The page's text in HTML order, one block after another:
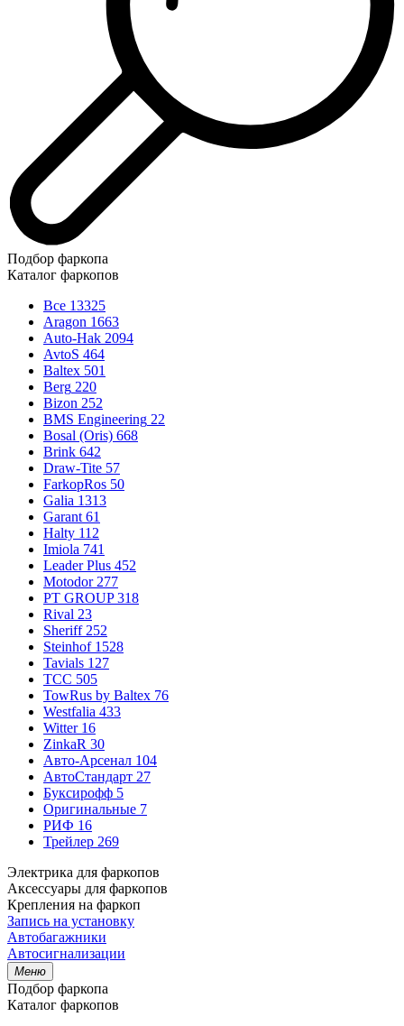
Подбор фаркопа
Каталог фаркопов
Все 13325
Aragon 1663
Auto-Hak 2094
AvtoS 464
Baltex 501
Berg 220
Bizon 252
BMS Engineering 22
Bosal (Oris) 668
Brink 642
Draw-Tite 57
FarkopRos 50
Galia 1313
Garant 61
Halty 112
Imiola 741
Leader Plus 452
Motodor 277
PT GROUP 318
Rival 23
Sheriff 252
Steinhof 1528
Tavials 127
TCC 505
TowRus by Baltex 76
Westfalia 433
Witter 16
ZinkaR 30
Авто-Арсенал 104
АвтоСтандарт 27
Буксирофф 5
Оригинальные 7
РИФ 16
Трейлер 269
Электрика для фаркопов
Аксессуары для фаркопов
Крепления на фаркоп
Запись на установку
Автобагажники
Автосигнализации
Меню
Подбор фаркопа
Каталог фаркопов